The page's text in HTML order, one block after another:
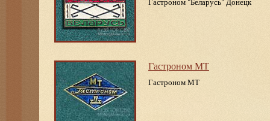
Гастроном "Беларусь" Донецк
Гастроном МТ
Гастроном МТ